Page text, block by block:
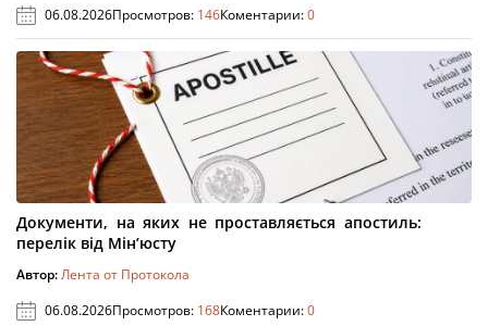
06.08.2026Просмотров: 146Коментарии:0
Документи, на яких не проставляється апостиль:
перелік від Мін’юсту
Автор:Лента от Протокола
06.08.2026Просмотров: 168Коментарии:0